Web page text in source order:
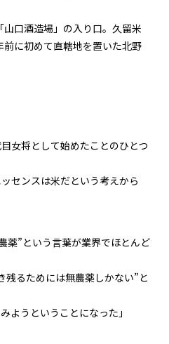
口酒造場」の入り口。久留米
に初めて直轄地を置いた北野
女将として始めたことのひとつ
センスは米だという考えから
薬”という言葉が業界でほとんど
残るためには無農薬しかない”と
ようということになった」